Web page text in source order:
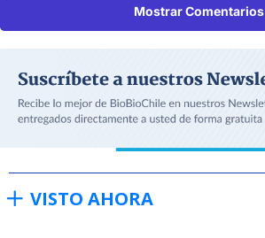
Mostrar Comentarios
VISTO AHORA